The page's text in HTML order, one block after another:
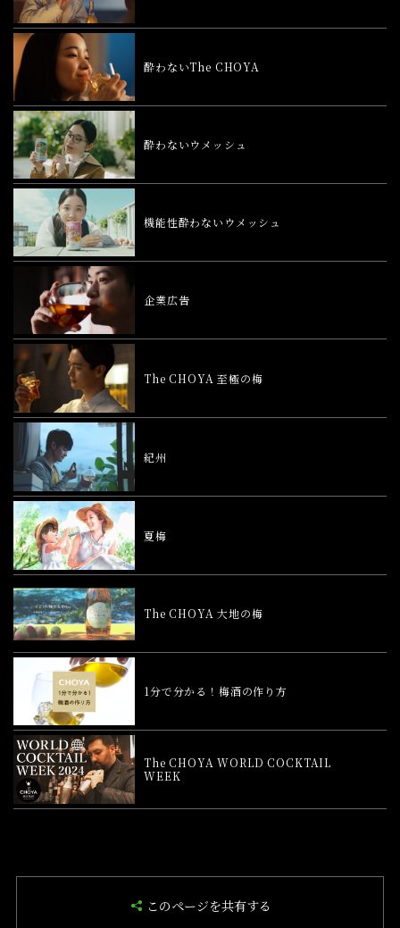
酔わないThe CHOYA
酔わないウメッシュ
機能性酔わないウメッシュ
企業広告
The CHOYA 至極の梅
紀州
夏梅
The CHOYA 大地の梅
1分で分かる！梅酒の作り方
The CHOYA WORLD COCKTAIL
WEEK
このページを共有する